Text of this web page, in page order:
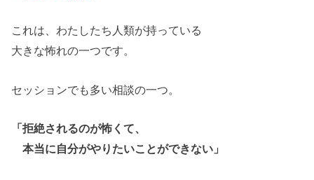
これは、わたしたち人類が持っている
大きな怖れの一つです。
セッションでも多い相談の一つ。
「拒絶されるのが怖くて、
本当に自分がやりたいことができない」